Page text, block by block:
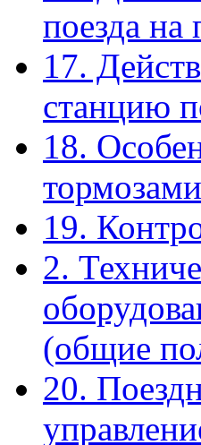
поезда на
17.
станцию
18.
19.
2.
(общие
20.